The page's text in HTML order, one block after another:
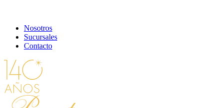
Nosotros
Sucursales
Contacto